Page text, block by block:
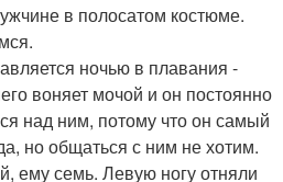
в полосатом костюме.
ночью в плавания -
воняет мочой и он постоянно
над ним, потому что он самый
но общаться с ним не хотим.
ему семь. Левую ногу отняли